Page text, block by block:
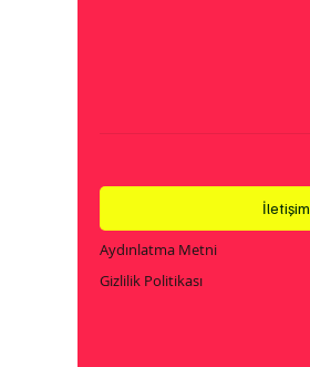
İletişim
Aydınlatma Metni
Gizlilik Politikası